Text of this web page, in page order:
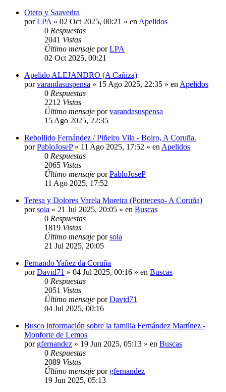
Otero y Saavedra
porLPA » 02 Oct 2025, 00:21 » en Apelidos
0 Respuestas
2041 Vistas
Último mensaje porLPA
02 Oct 2025, 00:21
Apelido ALEJANDRO (A Cañiza)
porvarandasuspensa » 15 Ago 2025, 22:35 » en Apelidos
0 Respuestas
2212 Vistas
Último mensaje porvarandasuspensa
15 Ago 2025, 22:35
Rebollido Fernández / Piñeiro Vila - Boiro, A Coruña.
porPabloJoseP» 11 Ago 2025, 17:52 » en Apelidos
0 Respuestas
2065 Vistas
Último mensaje porPabloJoseP
11 Ago 2025, 17:52
Teresa y Dolores Varela Moreira (Ponteceso- A Coruña)
porsola » 21 Jul 2025, 20:05 » en Buscas
0 Respuestas
1819 Vistas
Último mensaje porsola
21 Jul 2025, 20:05
Fernando Yañez da Coruña
porDavid71 » 04 Jul 2025, 00:16 » en Buscas
0 Respuestas
2051 Vistas
Último mensaje porDavid71
04 Jul 2025, 00:16
Busco información sobre la familia Fernández Martínez -
Monforte de Lemos
por gfernandez » 19 Jun 2025, 05:13 » en Buscas
0 Respuestas
2089 Vistas
Último mensaje por gfernandez
19 Jun 2025, 05:13